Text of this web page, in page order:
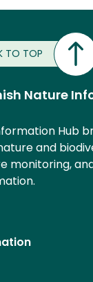
TO TOP
Nature
Hub
and
monitoring,